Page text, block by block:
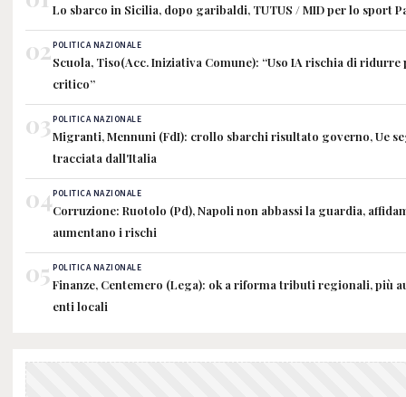
Lo sbarco in Sicilia, dopo garibaldi, TUTUS / MID per lo sport
02POLITICA NAZIONALE
Scuola, Tiso(Acc. Iniziativa Comune): “Uso IA rischia di ridurre
critico”
03POLITICA NAZIONALE
Migranti, Mennuni (FdI): crollo sbarchi risultato governo, Ue
tracciata dall'Italia
04POLITICA NAZIONALE
Corruzione: Ruotolo (Pd), Napoli non abbassi la guardia,
aumentano i rischi
05 POLITICA NAZIONALE
Finanze, Centemero (Lega): ok a riforma tributi regionali, più
enti locali